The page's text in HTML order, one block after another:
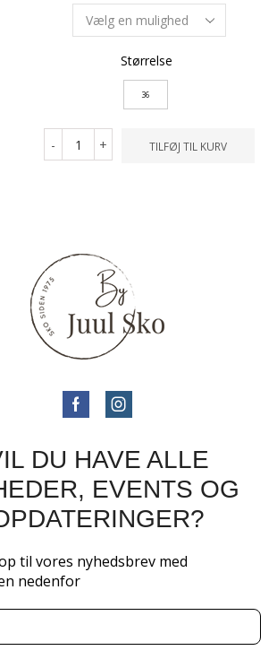
Størrelse
36
- + TILFØJ TIL KURV
DU HAVE ALLE
EVENTS OG
til vores nyhedsbrev med
nedenfor